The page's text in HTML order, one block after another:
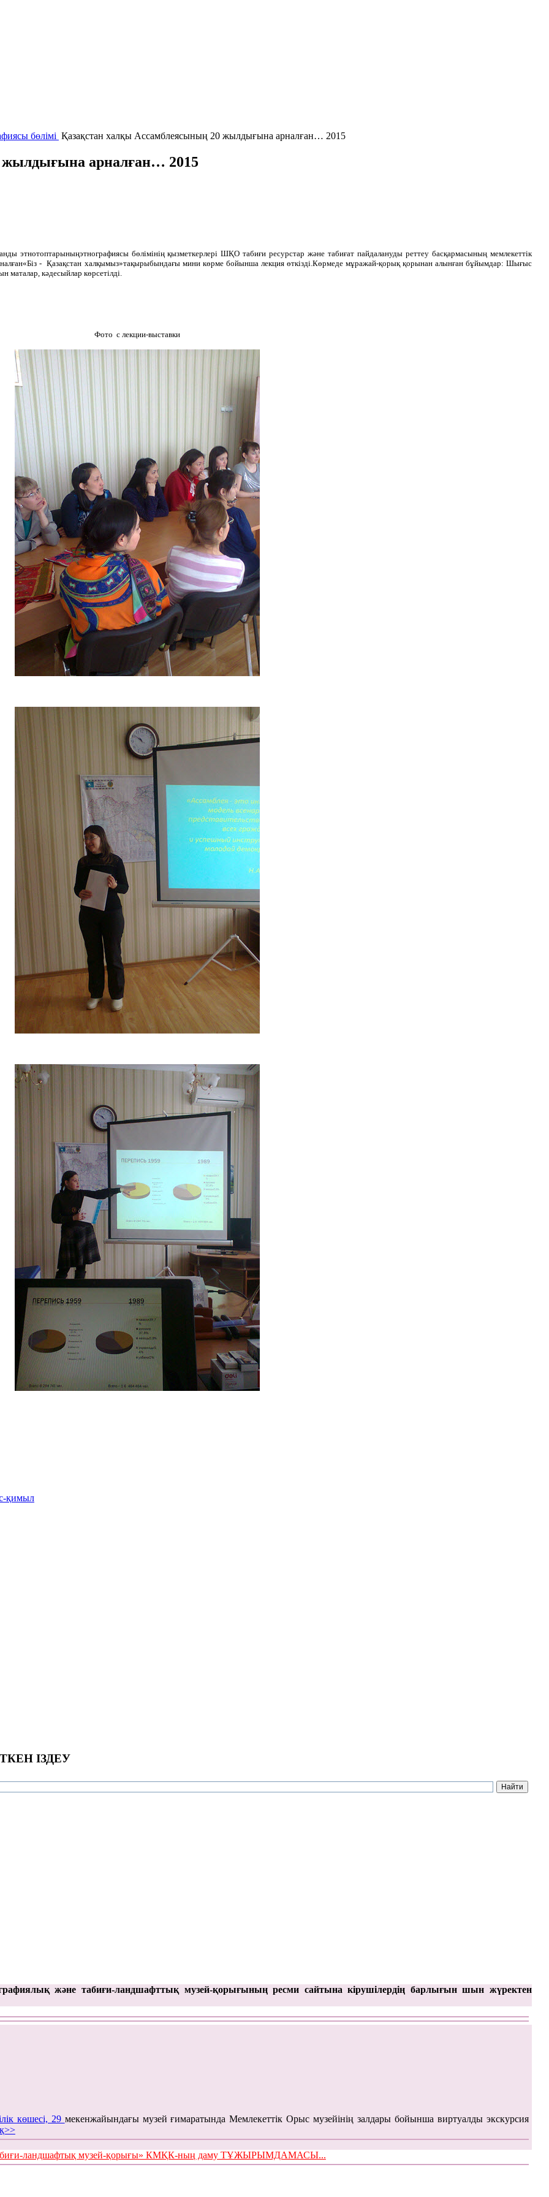
бөлімі Қазақстан халқы Ассамблеясының 20 жылдығына арналған… 2015
жылдығына арналған… 2015
этнотоптарыныңэтнографиясы бөлімінің қызметкерлері ШҚО табиғи ресурстар және табиғат пайдалануды реттеу басқармасының мемлекеттік
- Қазақстан халқымыз»тақырыбындағы мини көрме бойынша лекция өткізді.Көрмеде мұражай-қорық қорынан алынған бұйымдар: Шығыс
маталар, кәдесыйлар көрсетілді.
Фото с лекции-выставки
қимыл
ІЗДЕУ
және табиғи-ландшафттық музей-қорығының ресми сайтына кірушілердің барлығын шын жүректен
көшесі, 29 мекенжайындағы музей ғимаратында Мемлекеттік Орыс музейінің залдары бойынша виртуалды экскурсия
табиғи-ландшафтық музей-қорығы» КМҚК-ның даму ТҰЖЫРЫМДАМАСЫ...